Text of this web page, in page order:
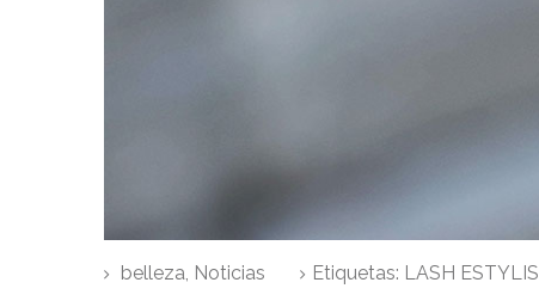
belleza, Noticias Etiquetas: LASH